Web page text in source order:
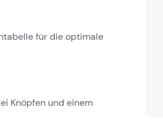
für die optimale
Knöpfen und einem